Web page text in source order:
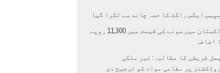
ایکس راکٹ کا حصہ چاند سے ٹکرا گیا
پاکستان میں سونے کی قیمت میں 11,300 روپے
اضافہ
قریشی کا مطالبہ: غیر ملکی
پر مقامی مواد کو ترجیح دی